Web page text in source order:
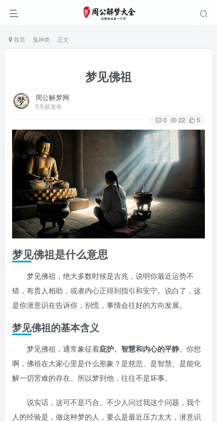
首页 鬼神类 正文
梦见佛祖
周公解梦网
5天前发布
0 22 5
梦见佛祖是什么意思
梦见佛祖，绝大多数时候是吉兆，说明你最近运势不
错，有贵人相助，或者内心正得到指引和安宁。说白了，这
是你潜意识在告诉你，别慌，事情会往好的方向发展。
梦见佛祖的基本含义
梦见佛祖，通常象征着庇护、智慧和内心的平静。你想
啊，佛祖在大家心里是什么形象？是慈悲、是智慧、是能化
解一切苦难的存在。所以梦到他，往往不是坏事。
说实话，这可不是巧合。不少人问过我这个问题，我个
人的经验是，做这种梦的人，要么是最近压力太大，潜意识